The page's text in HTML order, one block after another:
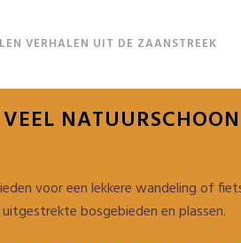
VERHALEN UIT DE ZAANSTREEK
NATUURSCHOON
voor een lekkere wandeling of
bosgebieden en plassen.